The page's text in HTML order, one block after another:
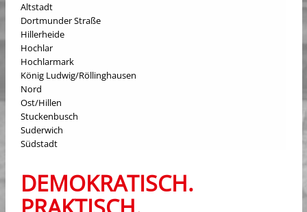
Altstadt
Dortmunder Straße
Hillerheide
Hochlar
Hochlarmark
König Ludwig/Röllinghausen
Nord
Ost/Hillen
Stuckenbusch
Suderwich
Südstadt
DEMOKRATISCH.